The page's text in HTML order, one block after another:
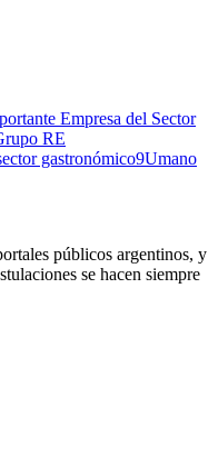
Empresa del Sector
RE
gastronómico9Umano
públicos argentinos, y
se hacen siempre